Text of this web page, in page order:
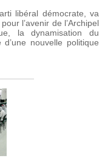
libéral démocrate, va
l’avenir de l’Archipel
la dynamisation du
nouvelle politique